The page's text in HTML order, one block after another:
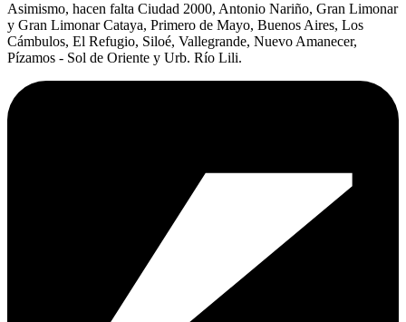
Asimismo, hacen falta Ciudad 2000, Antonio Nariño, Gran Limonar
y Gran Limonar Cataya, Primero de Mayo, Buenos Aires, Los
Cámbulos, El Refugio, Siloé, Vallegrande, Nuevo Amanecer,
Pízamos - Sol de Oriente y Urb. Río Lili.